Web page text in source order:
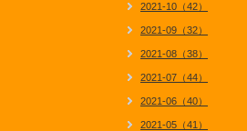
2021-10（42）
2021-09（32）
2021-08（38）
2021-07（44）
2021-06（40）
2021-05（41）